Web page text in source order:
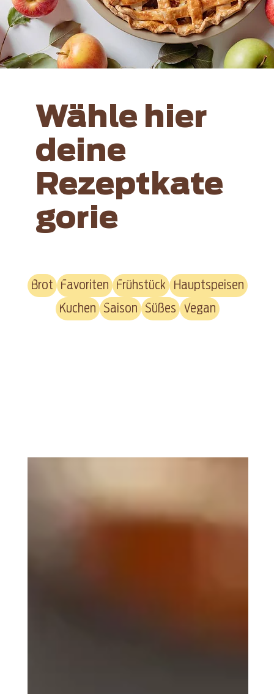
Wähle hier
deine
Rezeptkate
gorie
Brot Favoriten Frühstück
Hauptspeisen
Kuchen
Saison Süßes Vegan